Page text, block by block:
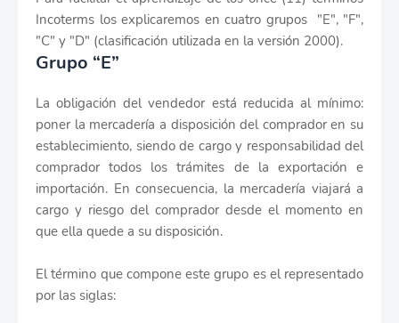
Incoterms los explicaremos en cuatro grupos "E", "F",
"C" y "D" (clasificación utilizada en la versión 2000).
Grupo “E”
La obligación del vendedor está reducida al mínimo:
poner la mercadería a disposición del comprador en su
establecimiento, siendo de cargo y responsabilidad del
comprador todos los trámites de la exportación e
importación. En consecuencia, la mercadería viajará a
cargo y riesgo del comprador desde el momento en
que ella quede a su disposición.
El término que compone este grupo es el representado
por las siglas: